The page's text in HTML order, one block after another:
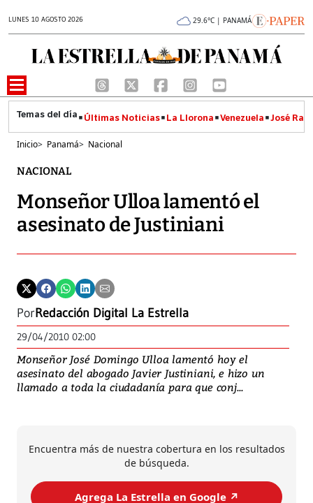
LUNES 10 AGOSTO 2026 29.6°C | PANAMÁ
Últimas Noticias La Llorona Venezuela José
Inicio> Panamá> Nacional
NACIONAL
Monseñor Ulloa lamentó el
asesinato de Justiniani
PorRedacción Digital La Estrella
29/04/2010 02:00
Monseñor José Domingo Ulloa lamentó hoy el
asesinato del abogado Javier Justiniani, e hizo un
llamado a toda la ciudadanía para que conj...
Encuentra más de nuestra cobertura en los resultados
de búsqueda.
Agrega La Estrella en Google ↗️